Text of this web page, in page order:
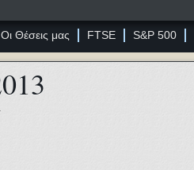
Οι Θέσεις μας FTSE S&P 500